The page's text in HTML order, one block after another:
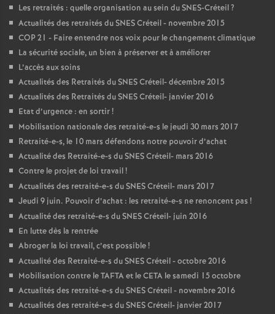
Les retraités : quelle organisation au sein duSNES-Créteil?
Actualités des retraités duSNESCréteil - novembre 2015
COP21 - Faire entendre nos voix pour le changement climatique
La sécurité sociale, un bien à préserver et à améliorer
L’accès aux soins
Actualités des Retraités duSNESCréteil- décembre 2015
Actualités des Retraités duSNESCréteil- janvier 2016
Etat d’urgence : en sortir!
Mobilisation nationale des retraité-e-s le jeudi 30 mars 2017
Retraité-e-s, le 10 mars défendons notre pouvoir d’achat
Actualité des Retraité-e-s duSNESCréteil- mars 2016
Contre le projet de loi travail!
Actualités des retraité-e-s duSNESCréteil- mars 2017
Jeudi 9 juin. Pouvoir d’achat : les retraité-e-s ne renoncent pas !
Actualité des retraité-e-s duSNESCréteil- juin 2016
En lutte dès la rentrée
Abroger la loi travail, c’est possible!
Actualité des Retraité-e-s duSNESCréteil - octobre 2016
Mobilisation contre leTAFTAet leCETA le samedi 15 octobre
Actualités des retraité-e-s duSNESCréteil - novembre 2016
Actualités des retraité-e-s duSNESCréteil- janvier 2017